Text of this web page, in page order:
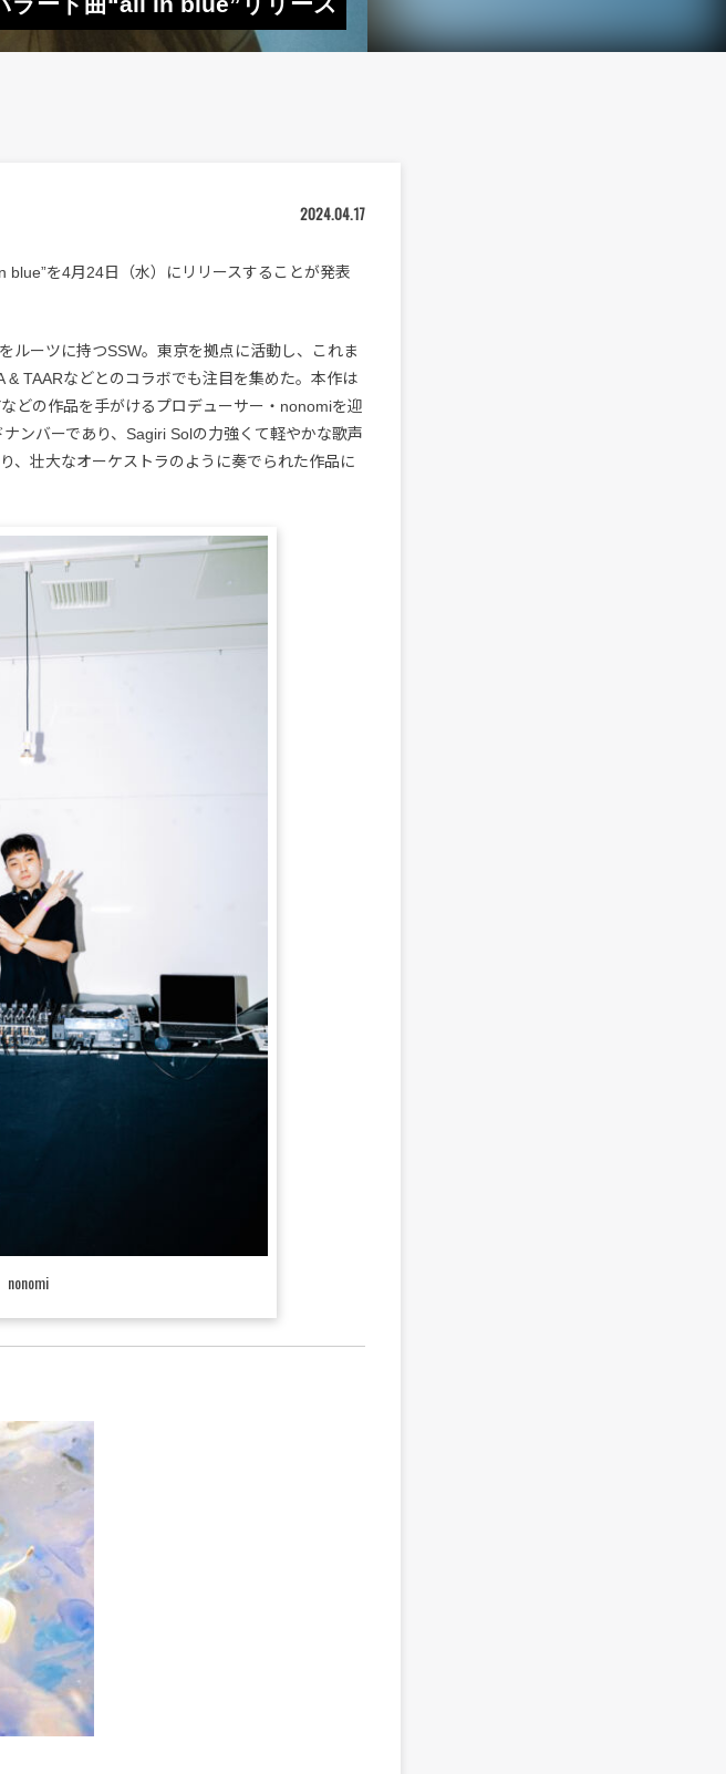
2024.04.17
blue”を4月24日（水）にリリースすることが発表
ルーツに持つSSW。東京を拠点に活動し、これま
& TAARなどとのコラボでも注目を集めた。本作は
どの作品を手がけるプロデューサー・nonomiを迎
ンバーであり、Sagiri Solの力強くて軽やかな歌声
、壮⼤なオーケストラのように奏でられた作品に
nonomi